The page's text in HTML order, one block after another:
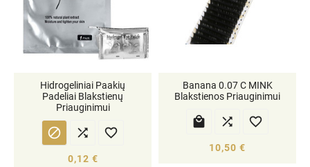
Hidrogeliniai Paakių
Padeliai Blakstienų
Priauginimui
  
0,12 €
Banana 0.07 C MINK
Blakstienos Priauginimui
  
10,50 €